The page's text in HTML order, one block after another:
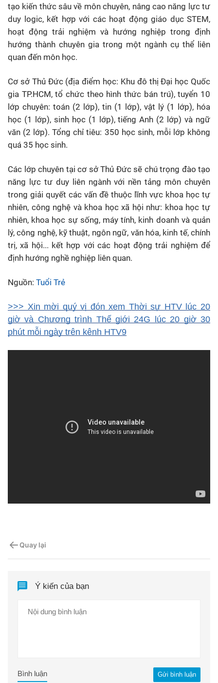
tạo kiến thức sâu về môn chuyên, nâng cao năng lực tư
duy logic, kết hợp với các hoạt động giáo dục STEM,
hoạt động trải nghiệm và hướng nghiệp trong định
hướng thành chuyên gia trong một ngành cụ thể liên
quan đến môn học.
Cơ sở Thủ Đức (địa điểm học: Khu đô thị Đại học Quốc
gia TP.HCM, tổ chức theo hình thức bán trú), tuyển 10
lớp chuyên: toán (2 lớp), tin (1 lớp), vật lý (1 lớp), hóa
học (1 lớp), sinh học (1 lớp), tiếng Anh (2 lớp) và ngữ
văn (2 lớp). Tổng chỉ tiêu: 350 học sinh, mỗi lớp không
quá 35 học sinh.
Các lớp chuyên tại cơ sở Thủ Đức sẽ chú trọng đào tạo
năng lực tư duy liên ngành với nền tảng môn chuyên
trong giải quyết các vấn đề thuộc lĩnh vực khoa học tự
nhiên, công nghệ và khoa học xã hội như: khoa học tự
nhiên, khoa học sự sống, máy tính, kinh doanh và quản
lý, công nghệ, kỹ thuật, ngôn ngữ, văn hóa, kinh tế, chính
trị, xã hội... kết hợp với các hoạt động trải nghiệm để
định hướng nghề nghiệp liên quan.
Nguồn: Tuổi Trẻ
>>> Xin mời quý vị đón xem Thời sự HTV lúc 20
giờ và Chương trình Thế giới 24G lúc 20 giờ 30
phút mỗi ngày trên kênh HTV9
Quay lại
Ý kiến của bạn
Gửi bình luận
Bình luận